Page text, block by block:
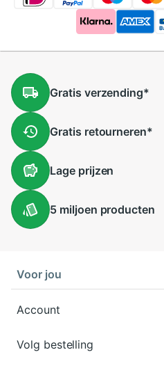
Gratis verzending*
Gratis retourneren*
Lageprijzen
5 miljoen producten
Voor jou
Account
Volg bestelling